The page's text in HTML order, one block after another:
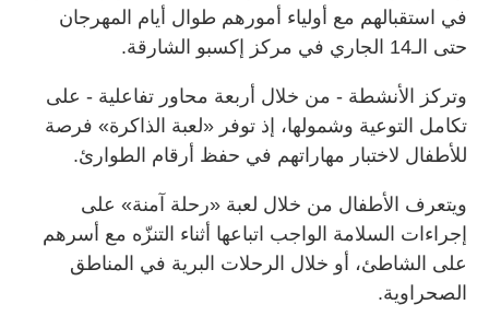
في استقبالهم مع أولياء أمورهم طوال أيام المهرجان
حتى الـ14 الجاري في مركز إكسبو الشارقة.
وتركز الأنشطة - من خلال أربعة محاور تفاعلية - على
تكامل التوعية وشمولها، إذ توفر «لعبة الذاكرة» فرصة
للأطفال لاختبار مهاراتهم في حفظ أرقام الطوارئ.
ويتعرف الأطفال من خلال لعبة «رحلة آمنة» على
إجراءات السلامة الواجب اتباعها أثناء التنزّه مع أسرهم
على الشاطئ، أو خلال الرحلات البرية في المناطق
الصحراوية.